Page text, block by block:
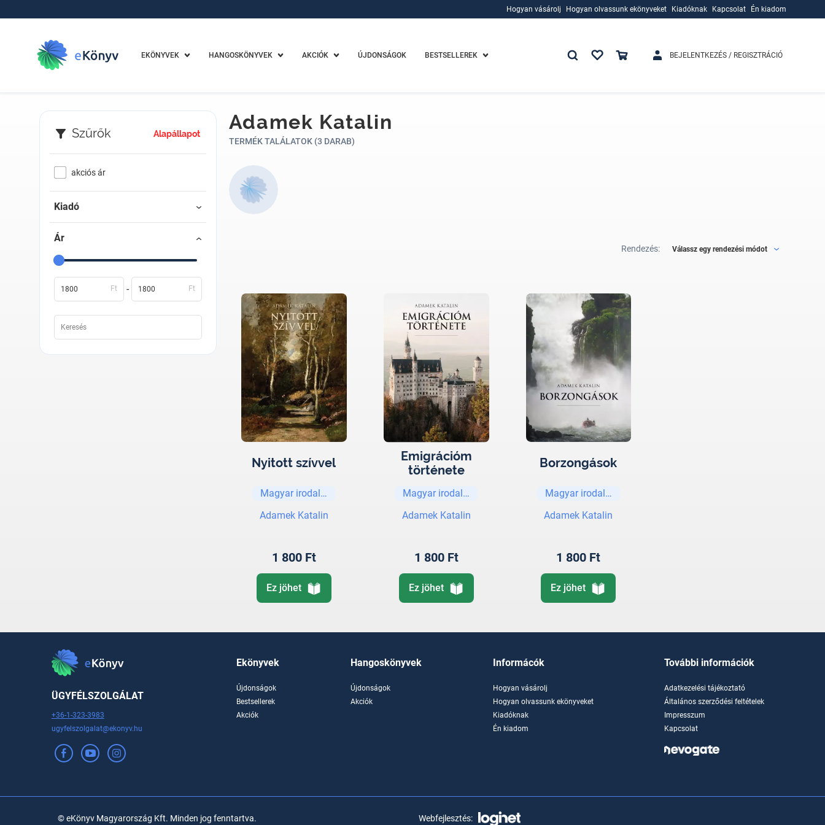
Hogyan vásárolj
Hogyan olvassunk ekönyveket
Kiadóknak
Kapcsolat Én kiadom
EKÖNYVEK HANGOSKÖNYVEK AKCIÓK ÚJDONSÁGOK BESTSELLEREK BEJELENTKEZÉS / REGISZTRÁCIÓ
Szűrők Alapállapot
akciós ár
Kiadó
Ár
Ft - Ft
Adamek Katalin
TERMÉK TALÁLATOK (3 DARAB)
Rendezés: Válassz egy rendezési módot
Nyitott szívvel
Magyar irodalom
Adamek Katalin
1 800 Ft
Ez jöhet
Emigrációm
története
Magyar irodalom
Adamek Katalin
1 800 Ft
Ez jöhet
Borzongások
Magyar irodalom
Adamek Katalin
1 800 Ft
Ez jöhet
ÜGYFÉLSZOLGÁLAT
+36-1-323-3983
ugyfelszolgalat@ekonyv.hu
Ekönyvek
Újdonságok
Bestsellerek
Akciók
Hangoskönyvek
Újdonságok
Akciók
Informácók
Hogyan vásárolj
Hogyan olvassunk ekönyveket
Kiadóknak
Én kiadom
További információk
Adatkezelési tájékoztató
Általános szerződési feltételek
Impresszum
Kapcsolat
© eKönyv Magyarország Kft. Minden jog fenntartva. Webfejlesztés: